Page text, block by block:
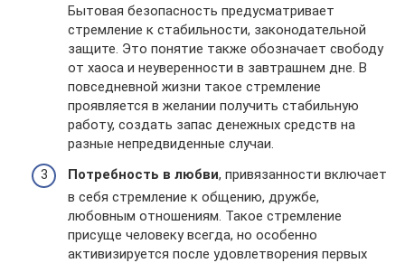
Бытовая безопасность предусматривает
стремление к стабильности, законодательной
защите. Это понятие также обозначает свободу
от хаоса и неуверенности в завтрашнем дне. В
повседневной жизни такое стремление
проявляется в желании получить стабильную
работу, создать запас денежных средств на
разные непредвиденные случаи.
Потребность в любви, привязанности включает
в себя стремление к общению, дружбе,
любовным отношениям. Такое стремление
присуще человеку всегда, но особенно
активизируется после удовлетворения первых